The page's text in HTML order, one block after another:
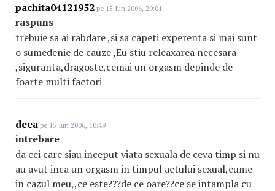
pachita04121952 pe 15 Iun 2006, 20:01
raspuns
trebuie sa ai rabdare ,si sa capeti experenta si mai sunt
o sumedenie de cauze ,Eu stiu releaxarea necesara
,siguranta,dragoste,cemai un orgasm depinde de
foarte multi factori
deea pe 15 Iun 2006, 10:49
intrebare
da cei care siau inceput viata sexuala de ceva timp si nu
au avut inca un orgasm in timpul actului sexual,cume
in cazul meu,,ce este???de ce oare??ce se intampla cu